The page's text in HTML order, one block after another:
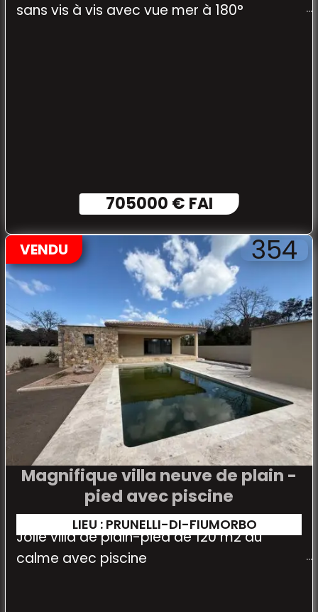
sans vis à vis avec vue mer à 180°
705000 € FAI
VENDU 354
Magnifique villa neuve de plain -
pied avec piscine
LIEU : PRUNELLI-DI-FIUMORBO
Jolie villa de plain-pied de 120 m2 au
calme avec piscine